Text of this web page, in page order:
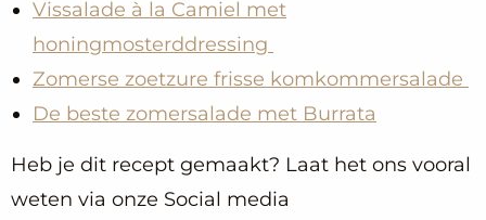
Vissalade à la Camiel met
honingmosterddressing
Zomerse zoetzure frisse komkommersalade
De beste zomersalade met Burrata
Heb je dit recept gemaakt? Laat het ons vooral
weten via onze Social media